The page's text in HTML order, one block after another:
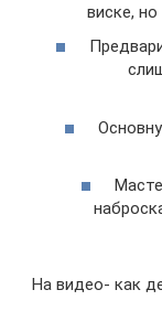
виске,
На видео- как